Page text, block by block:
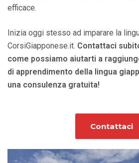
efficace.
Inizia oggi stesso ad imparare la
CorsiGiapponese.it. Contattaci
come possiamo aiutarti a
di apprendimento della lingua
una consulenza gratuita!
Contattaci